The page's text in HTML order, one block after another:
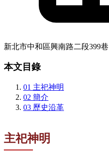
新北市中和區興南路二段399巷
本文目錄
01 主祀神明
02 簡介
03 歷史沿革
主祀神明